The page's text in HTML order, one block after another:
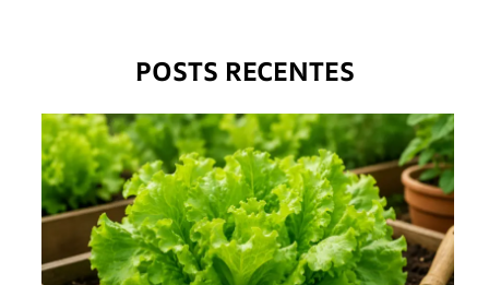
POSTS RECENTES